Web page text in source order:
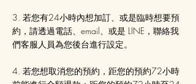
3. 若您有24小時內想加訂、或是臨時想要預
約，請透過電話、email、或是 LINE，聯絡我
們客服人員為您後台進行設定。
4. 若您想取消您的預約，距您的預約72小時